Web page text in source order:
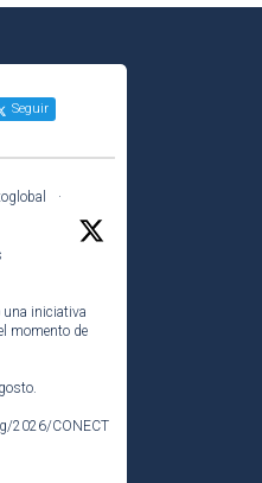
Seguir
·
una iniciativa
momento de
2026/CONECT